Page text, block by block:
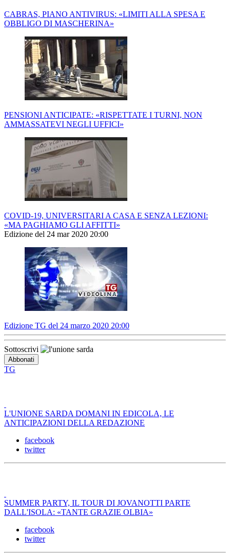
CABRAS, PIANO ANTIVIRUS: «LIMITI ALLA SPESA E
OBBLIGO DI MASCHERINA»
PENSIONI ANTICIPATE: «RISPETTATE I TURNI, NON
AMMASSATEVI NEGLI UFFICI»
COVID-19, UNIVERSITARI A CASA E SENZA LEZIONI:
«MA PAGHIAMO GLI AFFITTI»
Edizione del 24 mar 2020 20:00
Edizione TG del 24 marzo 2020 20:00
Sottoscrivi
TG
L'UNIONE SARDA DOMANI IN EDICOLA, LE
ANTICIPAZIONI DELLA REDAZIONE
facebook
twitter
SUMMER PARTY, IL TOUR DI JOVANOTTI PARTE
DALL'ISOLA: «TANTE GRAZIE OLBIA»
facebook
twitter